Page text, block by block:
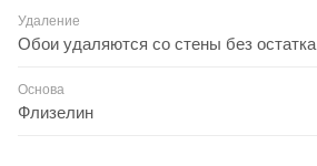
Удаление
Обои удаляются со стены без остатка
Основа
Флизелин